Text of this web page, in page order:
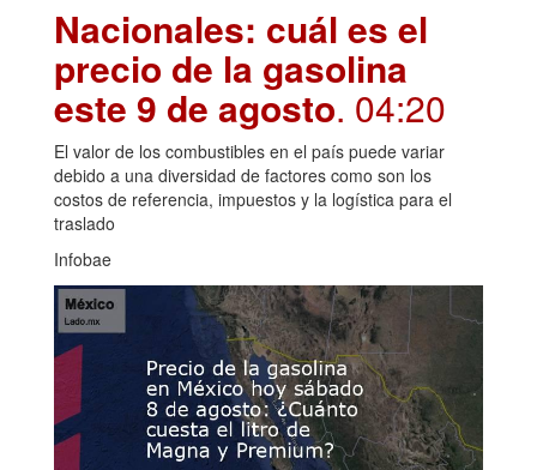
Nacionales: cuál es el
precio de la gasolina
este 9 de agosto. 04:20
El valor de los combustibles en el país puede variar
debido a una diversidad de factores como son los
costos de referencia, impuestos y la logística para el
traslado
Infobae